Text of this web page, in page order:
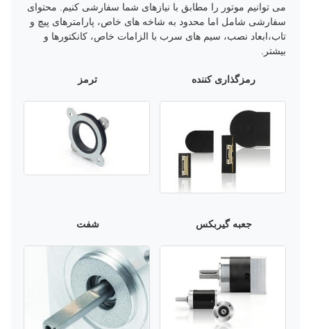
می توانیم موتور را مطابق با نیازهای شما سفارشی کنیم. محتوای
سفارشی شامل اما محدود به شاخه های خاص، پارامترهای پیچ و
تاب،ابعاد نصب، سیم های سرب با الزامات خاص، کانکتورها و
بیشتر.
رمزگذاری کننده ترمز
جعبه گیربکس شفت